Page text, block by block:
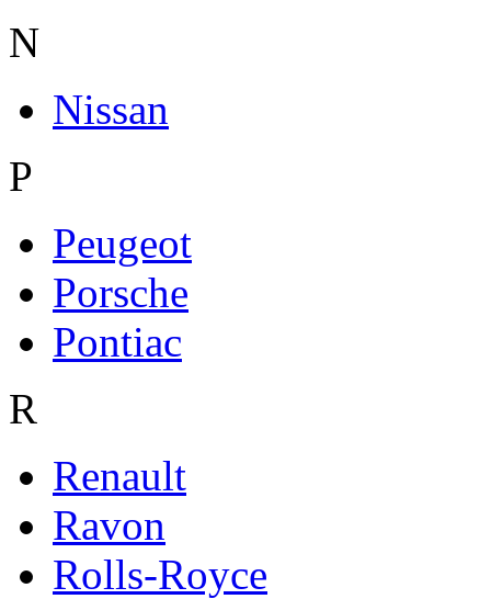
N
Nissan
P
Peugeot
Porsche
Pontiac
R
Renault
Ravon
Rolls-Royce